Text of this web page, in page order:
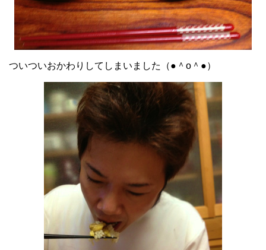
ついついおかわりしてしまいました（●＾o＾●）